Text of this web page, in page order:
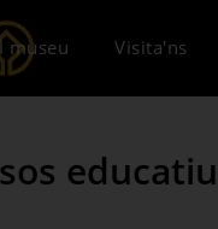
museu Visita'ns